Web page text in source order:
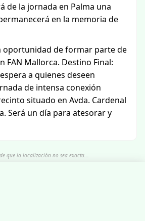
de la jornada en Palma una
en la memoria de
oportunidad de formar parte de
FAN Mallorca. Destino Final:
a quienes deseen
de intensa conexión
situado en Avda. Cardenal
Será un día para atesorar y
que la localización no sea exacta...